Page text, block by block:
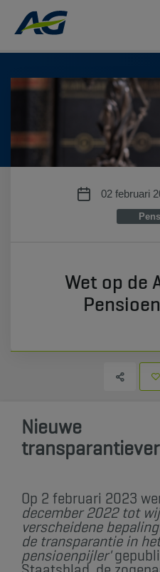
02 februari
Wet op de
Nieuwe
​Op 2 februari 2023
december 2022 tot
verscheidene
de transparantie in
pensioenpijler'